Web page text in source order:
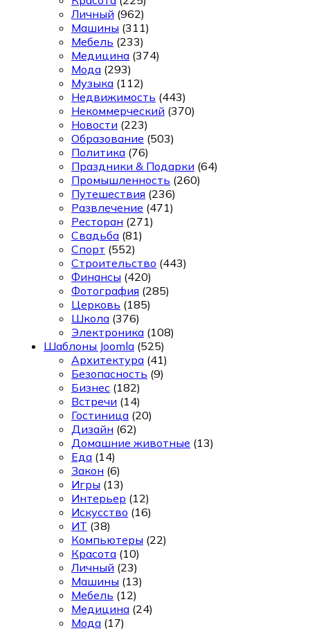
Личный (962)
Машины (311)
Мебель (233)
Медицина (374)
Мода (293)
Музыка (112)
Недвижимость (443)
Некоммерческий (370)
Новости (223)
Образование (503)
Политика (76)
Праздники & Подарки (64)
Промышленность (260)
Путешествия (236)
Развлечение (471)
Ресторан (271)
Свадьба (81)
Спорт (552)
Строительство (443)
Финансы (420)
Фотография (285)
Церковь (185)
Школа (376)
Электроника (108)
Шаблоны Joomla (525)
Архитектура (41)
Безопасность (9)
Бизнес (182)
Встречи (14)
Гостиница (20)
Дизайн (62)
Домашние животные (13)
Еда (14)
Закон (6)
Игры (13)
Интерьер (12)
Искусство (16)
ИТ (38)
Компьютеры (22)
Красота (10)
Личный (23)
Машины (13)
Мебель (12)
Медицина (24)
Мода (17)